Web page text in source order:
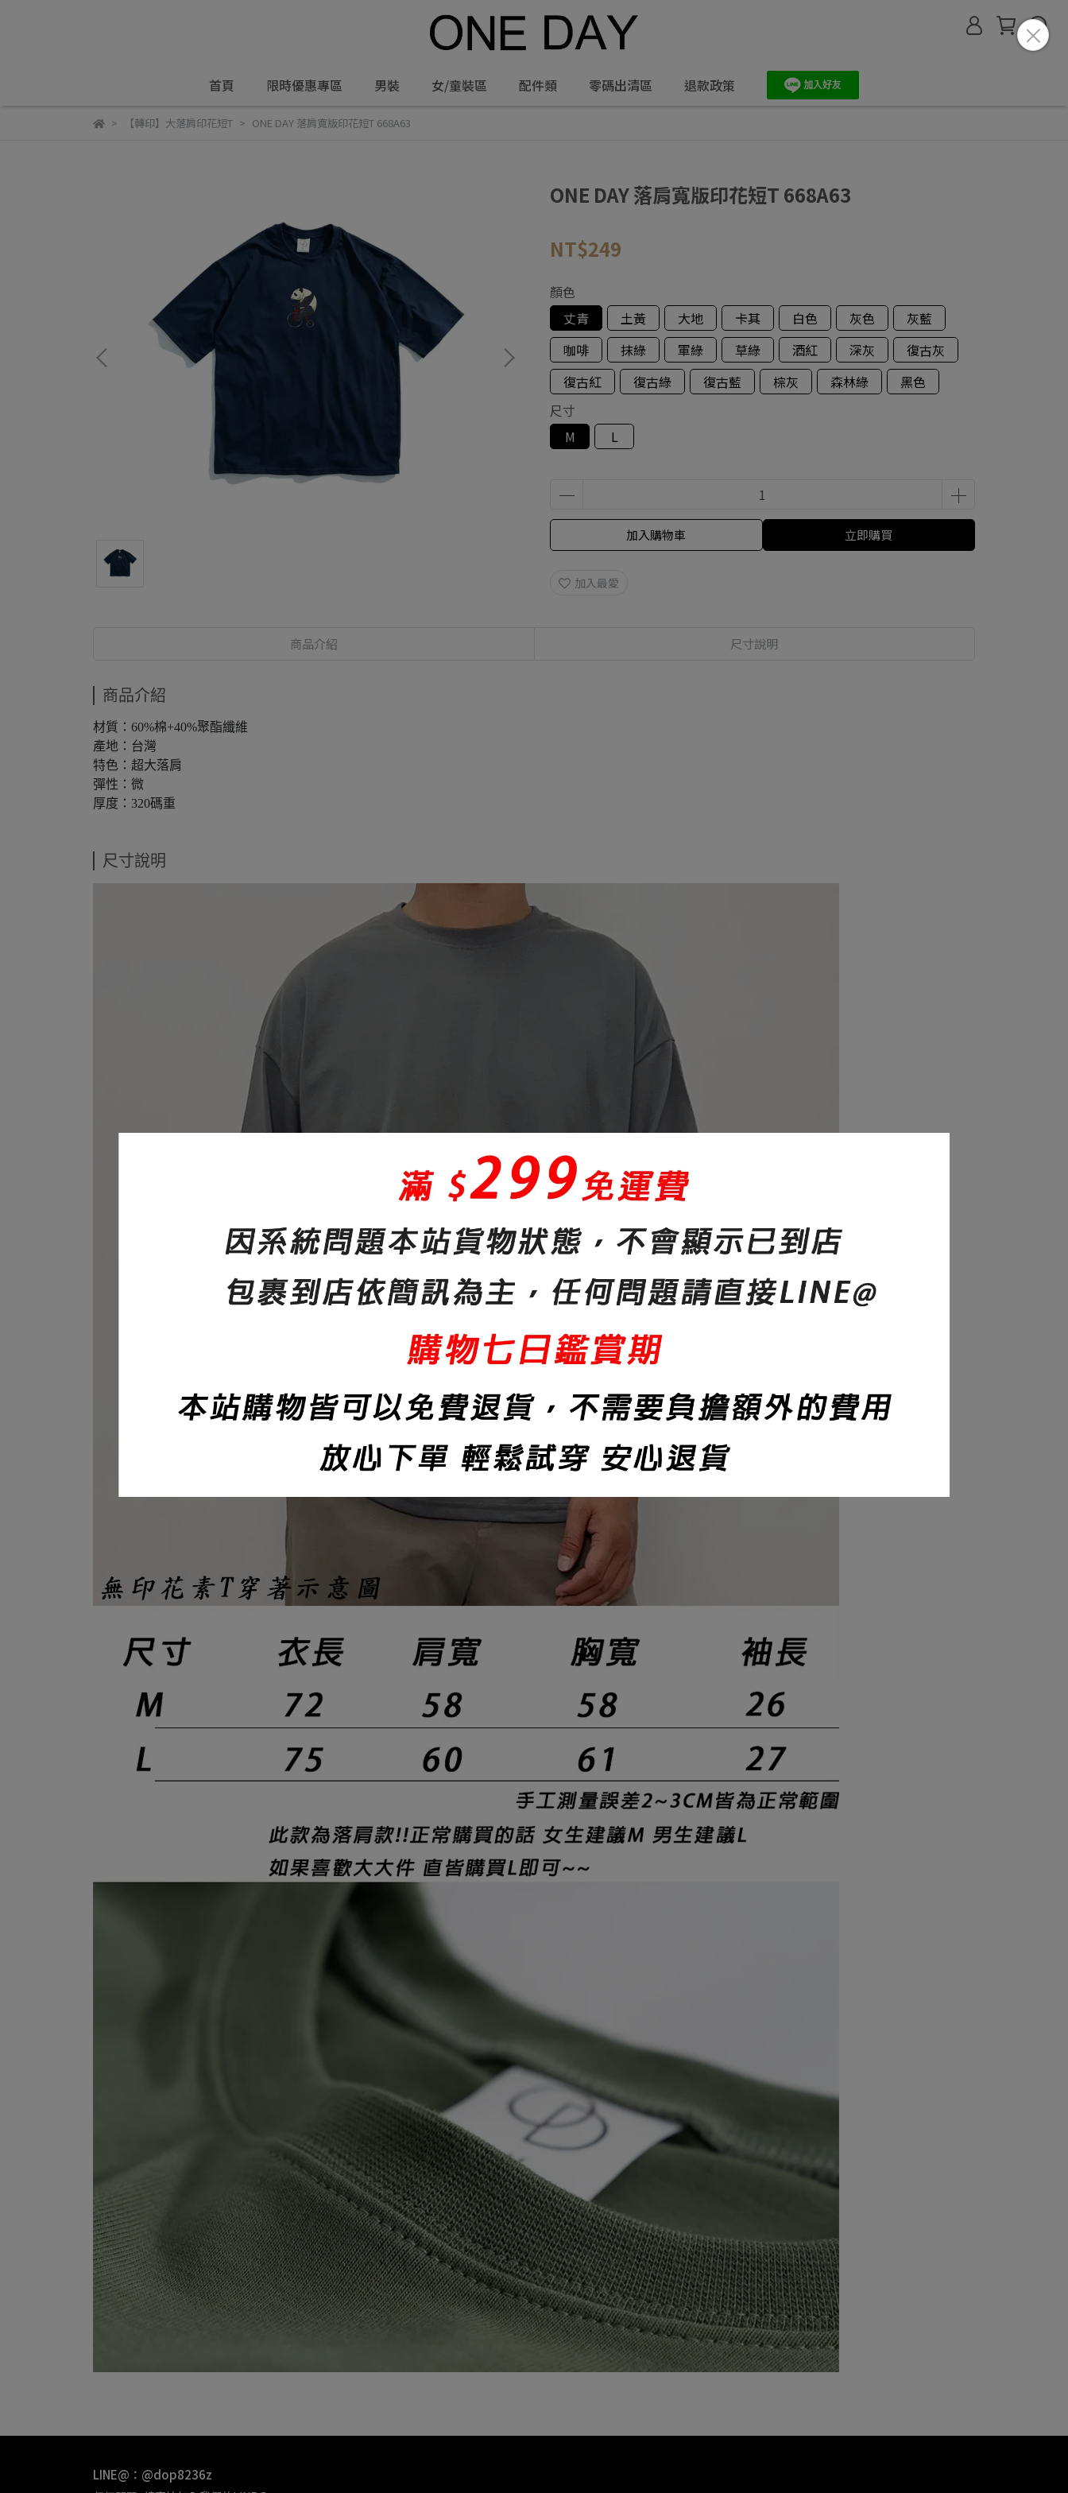
首頁 限時優惠專區 男裝 女/童裝區 配件類 零碼出清區 退款政策
【轉印】大落肩印花短T ONE DAY 落肩寬版印花短T 668A63
ONE DAY 落肩寬版印花短T 668A63
NT$249
顏色
丈青
土黃 大地 卡其 白色 灰色
灰藍
咖啡
抹綠 軍綠 草綠 酒紅 深灰
復古灰
復古紅
復古綠 復古藍 棕灰 森林綠
黑色
尺寸
M
L
加入購物車 立即購買
加入最愛
商品介紹 尺寸說明
商品介紹
材質：60%棉+40%聚酯纖維
產地：台灣
特色：超大落肩
彈性：微
厚度：320碼重
尺寸說明
LINE@：@dop8236z